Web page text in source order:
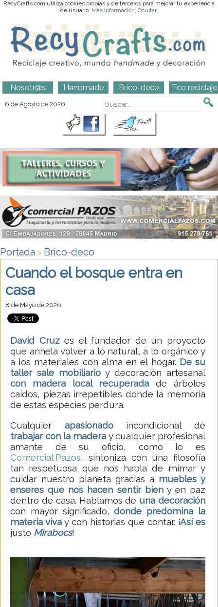
RecyCrafts.com utiliza cookies propias y de terceros para mejorar tu experiencia
de usuario. Más información. Ocultar.
Nosotr@s Handmade Brico-deco Eco reciclaje
6 de Agosto de 2026
Portada > Brico-deco
Cuando el bosque entra en
casa
8 de Mayo de 2026
David Cruzes el fundador de un proyecto
que anhela volver a lo natural, a lo orgánico y
a los materiales con alma en el hogar. De su
taller sale mobiliario y decoración artesanal
con madera local
recuperada de árboles
caídos, piezas irrepetibles donde la memoria
de estas especies perdura.
Cualquier apasionadoincondicional de
trabajar con la madera y cualquier profesional
amante de su oficio, como lo es
Comercial Pazos, sintoniza con una filosofía
tan respetuosa que nos habla de mimar y
cuidar nuestro planeta gracias a muebles y
enseres que nos hacen sentir bieny en paz
dentro de casa. Hablamos de una decoración
con mayor significado,donde predomina la
materia viva y con historias que contar. ¡Así es
justo Mirabocs!